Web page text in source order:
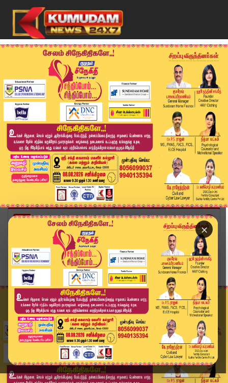
×
Home
வீடியோ ஸ்டோரி
தவெக குறித்து கணிப்பு தவறியது..இபிஎஸ் கடும் விம...